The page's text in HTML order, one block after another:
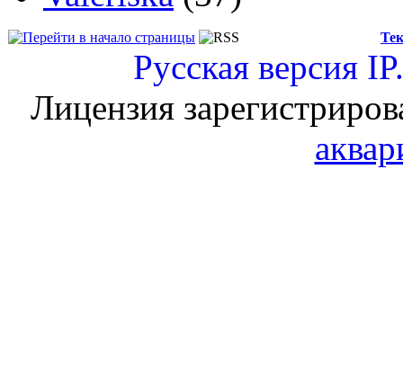
Русская версия
Лицензия